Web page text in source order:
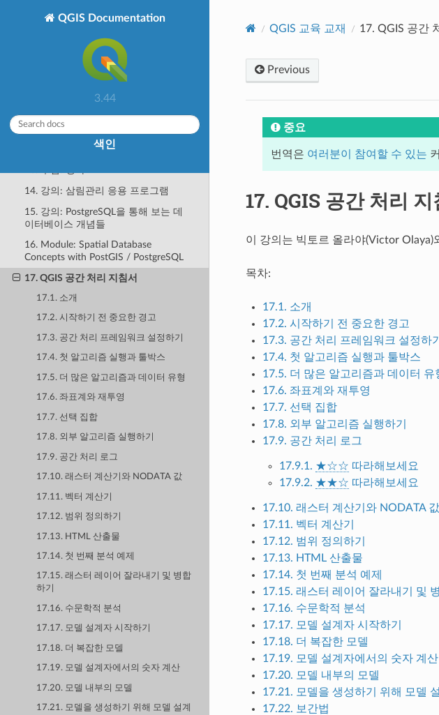
QGIS Documentation
3.44
색인
6. 강의: 벡터 분석
7. 강의: 래스터
8. 강의: 분석 완성하기
11. 강의: QGIS 서버
12. 강의: GRASS
14. 강의: 삼림관리 응용 프로그램
15. 강의: PostgreSQL을 통해 보는 데
이터베이스 개념들
16. Module: Spatial Database
Concepts with PostGIS / PostgreSQL
17. QGIS 공간 처리 지침서
17.1. 소개
17.2. 시작하기 전 중요한 경고
17.3. 공간 처리 프레임워크 설정하기
17.4. 첫 알고리즘 실행과 툴박스
17.5. 더 많은 알고리즘과 데이터 유형
17.6. 좌표계와 재투영
17.7. 선택 집합
17.8. 외부 알고리즘 실행하기
17.9. 공간 처리 로그
17.10. 래스터 계산기와 NODATA 값
17.11. 벡터 계산기
17.12. 범위 정의하기
17.13. HTML 산출물
17.14. 첫 번째 분석 예제
17.15. 래스터 레이어 잘라내기 및 병합
하기
17.16. 수문학적 분석
17.17. 모델 설계자 시작하기
17.18. 더 복잡한 모델
17.19. 모델 설계자에서의 숫자 계산
17.20. 모델 내부의 모델
17.21. 모델을 생성하기 위해 모델 설계
QGIS 교육 교재 17. QGIS 공간
Previous
중요
번역은 여러분이 참여할 수 있는
17. QGIS 공간 처리 지
이 강의는 빅토르 올라야(Victor Olaya)
목차:
17.1. 소개
17.2. 시작하기 전 중요한 경고
17.3. 공간 처리 프레임워크 설정하기
17.4. 첫 알고리즘 실행과 툴박스
17.5. 더 많은 알고리즘과 데이터 유
17.6. 좌표계와 재투영
17.7. 선택 집합
17.8. 외부 알고리즘 실행하기
17.9. 공간 처리 로그
17.9.1. ★☆☆ 따라해보세요
17.9.2. ★★☆ 따라해보세요
17.10. 래스터 계산기와 NODATA 값
17.11. 벡터 계산기
17.12. 범위 정의하기
17.13. HTML 산출물
17.14. 첫 번째 분석 예제
17.15. 래스터 레이어 잘라내기 및
17.16. 수문학적 분석
17.17. 모델 설계자 시작하기
17.18. 더 복잡한 모델
17.19. 모델 설계자에서의 숫자 계산
17.20. 모델 내부의 모델
17.21. 모델을 생성하기 위해 모델
17.22. 보간법